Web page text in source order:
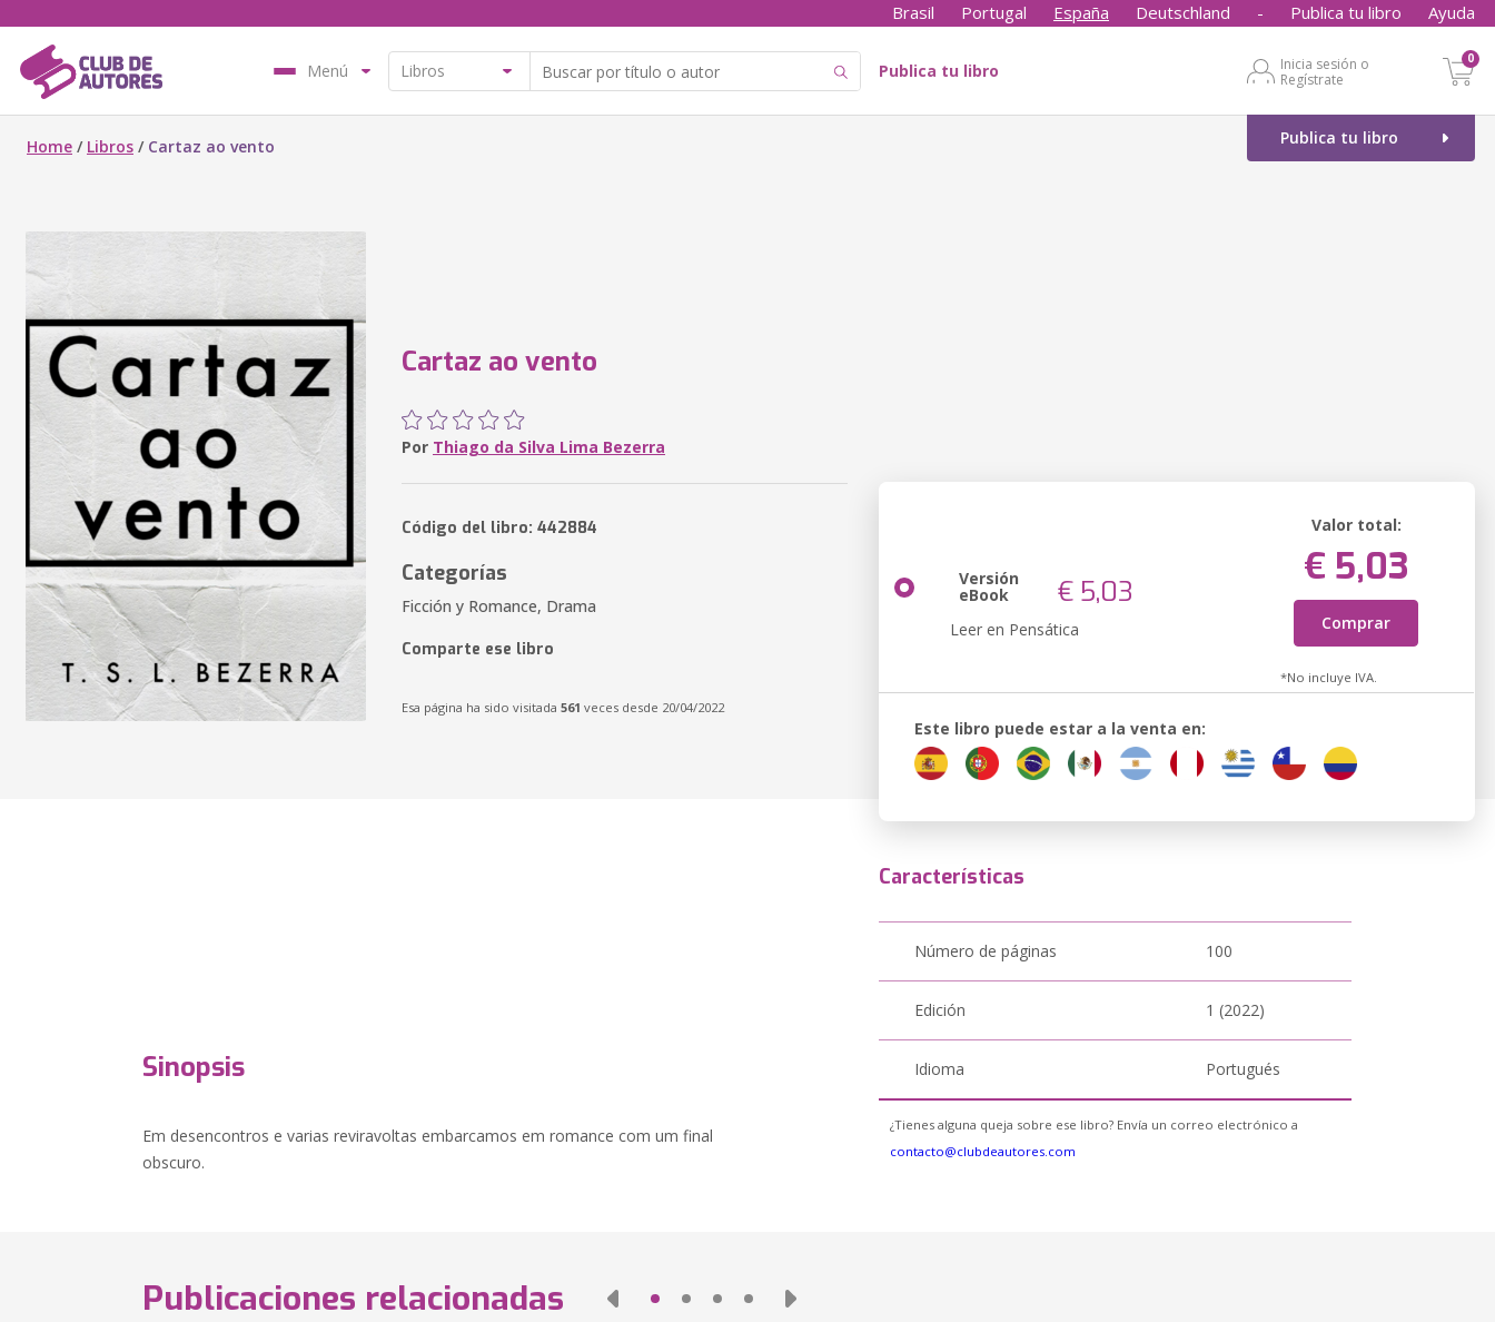
Brasil Portugal España Deutschland - Publica tu libro Ayuda
Menú Publica tu libro
Inicia sesión o
Regístrate
0
Publica tu libro
Home / Libros / Cartaz ao vento
Cartaz ao vento
Por Thiago da Silva Lima Bezerra
Código del libro: 442884
Categorías
Ficción y Romance, Drama
Comparte ese libro
Esa página ha sido visitada 561 veces desde 20/04/2022
Versión
eBook € 5,03
Leer en Pensática
Valor total:
€ 5,03
Comprar
*No incluye IVA.
Este libro puede estar a la venta en:
Sinopsis
Em desencontros e varias reviravoltas embarcamos em romance com um final
obscuro.
Características
Número de páginas 100
Edición 1 (2022)
Idioma Portugués
¿Tienes alguna queja sobre ese libro? Envía un correo electrónico a
contacto@clubdeautores.com
Publicaciones relacionadas